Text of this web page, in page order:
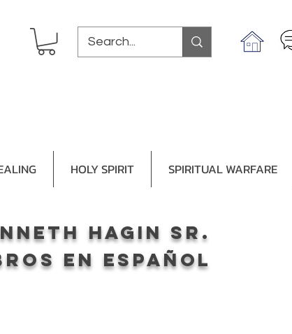
HOLY SPIRIT SPIRITUAL WARFARE
hagin sr.
en español